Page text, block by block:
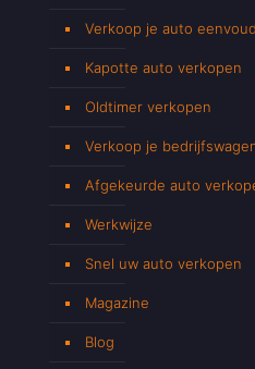
Verkoop je auto
Kapotte auto verkopen
Oldtimer verkopen
Verkoop je
Afgekeurde auto
Werkwijze
Snel uw auto verkopen
Magazine
Blog